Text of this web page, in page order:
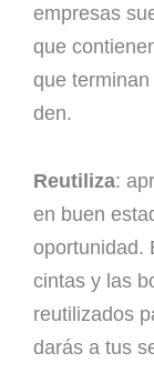
empresas
que
que
den.
Reutiliza:
en buen
oportunidad.
cintas y las
reutilizados
darás a tus